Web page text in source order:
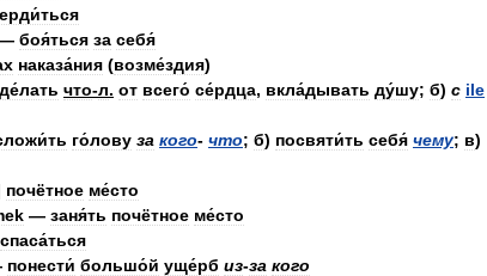
боя́ться за себя́
наказа́ния (возме́здия)
де́лать что-л. от всего́ се́рдца, вкла́дывать ду́шу; б) с ile
го́лову за кого- что; б) посвяти́ть себя́ чему; в)
почётное ме́сто
— заня́ть почётное ме́сто
спаса́ться
понести́ большо́й уще́рб из-за кого